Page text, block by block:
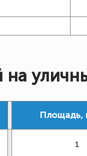
Площадь,
1